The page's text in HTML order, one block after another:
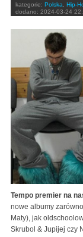
kategorie: Polska, Hip-
dodano: 2024-03-24
Tempo premier na
nowe albumy
Maty), jak
Skrubol & Jupijej czy